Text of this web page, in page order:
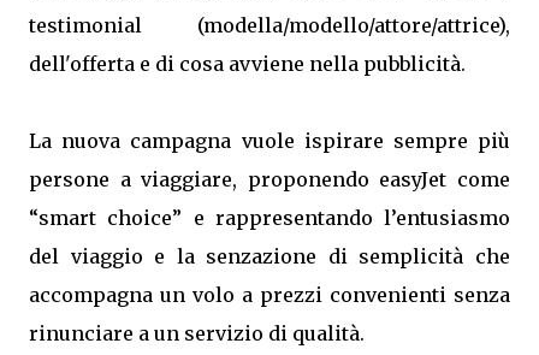
testimonial (modella/modello/attore/attrice),
dell'offerta e di cosa avviene nella pubblicità.
La nuova campagna vuole ispirare sempre più
persone a viaggiare, proponendo easyJet come
“smart choice” e rappresentando l’entusiasmo
del viaggio e la senzazione di semplicità che
accompagna un volo a prezzi convenienti senza
rinunciare a un servizio di qualità.